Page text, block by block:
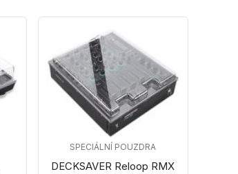
DECKSAVER Reloop RMX
SPECIÁLNÍ POUZDRA